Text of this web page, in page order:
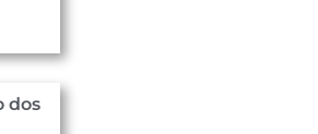
dos